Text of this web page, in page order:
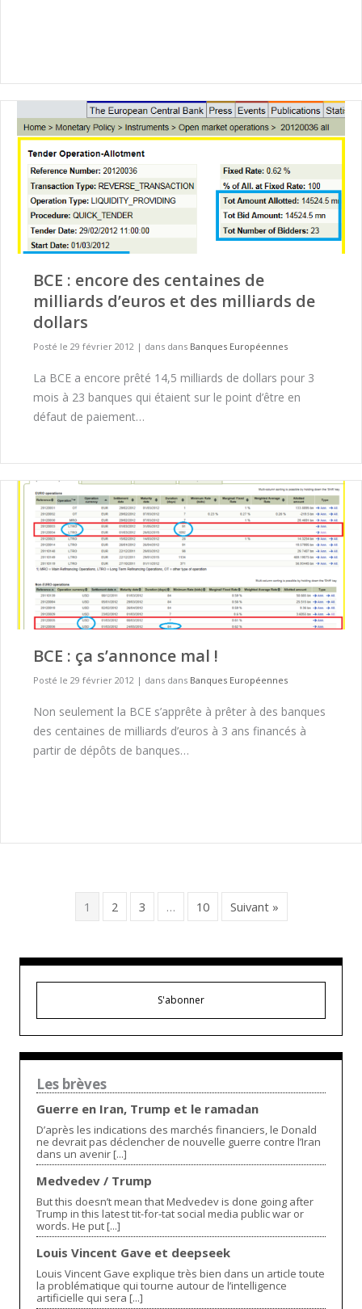
BCE : encore des centaines de
milliards d’euros et des milliards de
dollars
Posté le 29 février 2012 | dans dans Banques Européennes
La BCE a encore prêté 14,5 milliards de dollars pour 3
mois à 23 banques qui étaient sur le point d’être en
défaut de paiement…
BCE : ça s’annonce mal !
Posté le 29 février 2012 | dans dans Banques Européennes
Non seulement la BCE s’apprête à prêter à des banques
des centaines de milliards d’euros à 3 ans financés à
partir de dépôts de banques…
1 2 3 … 10 Suivant »
S'abonner
Les brèves
Guerre en Iran, Trump et le ramadan
D’après les indications des marchés financiers, le Donald
ne devrait pas déclencher de nouvelle guerre contre l’Iran
dans un avenir [...]
Medvedev / Trump
But this doesn’t mean that Medvedev is done going after
Trump in this latest tit-for-tat social media public war or
words. He put [...]
Louis Vincent Gave et deepseek
Louis Vincent Gave explique très bien dans un article toute
la problématique qui tourne autour de l’intelligence
artificielle qui sera [...]